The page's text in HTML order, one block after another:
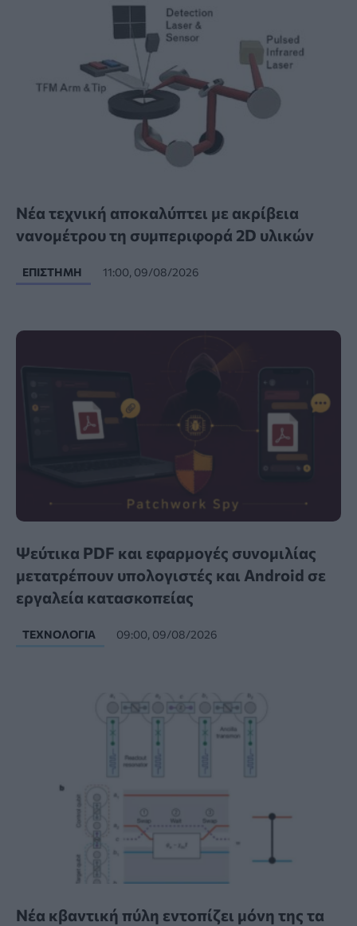
Νέα τεχνική αποκαλύπτει με ακρίβεια
νανομέτρου τη συμπεριφορά 2D υλικών
ΕΠΙΣΤΉΜΗ 11:00, 09/08/2026
Ψεύτικα PDF και εφαρμογές συνομιλίας
μετατρέπουν υπολογιστές και Android σε
εργαλεία κατασκοπείας
ΤΕΧΝΟΛΟΓΊΑ 09:00, 09/08/2026
Νέα κβαντική πύλη εντοπίζει μόνη της τα